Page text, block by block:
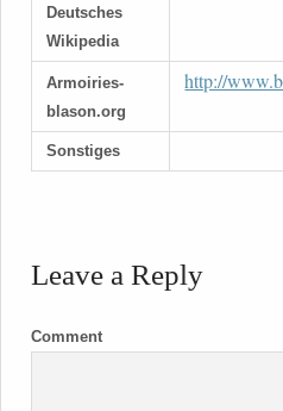
Deutsches
Wikipedia
Armoiries-
blason.org
http://
Sonstiges
Leave a Reply
Comment